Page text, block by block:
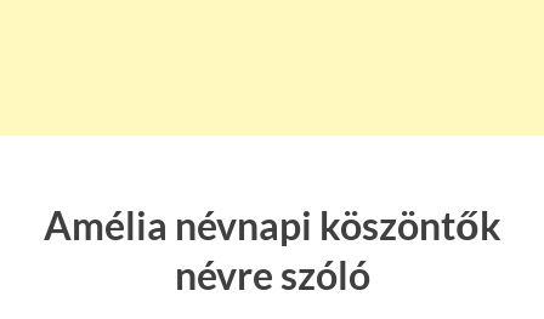
Amélia névnapi köszöntők
névre szóló